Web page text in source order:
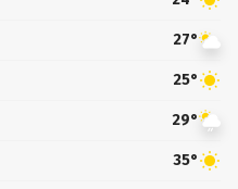
27°
25°
29°
35°